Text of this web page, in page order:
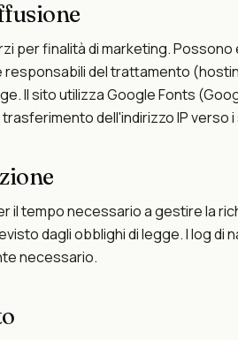
per finalità di marketing.
del trattamento
Il sito utilizza Google Fonts
dell'indirizzo IP verso
il tempo necessario a gestire la
dagli obblighi di legge. I log di
necessario.